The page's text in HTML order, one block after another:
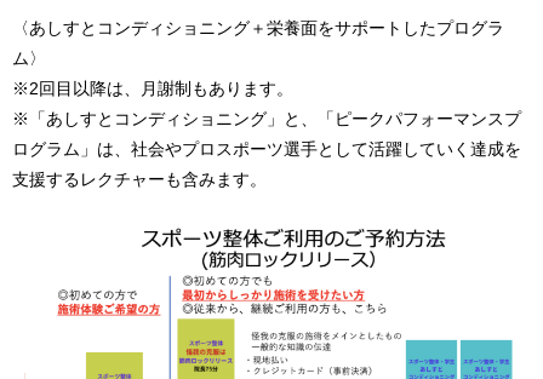
〈あしすとコンディショニング＋栄養面をサポートしたプログラ
ム〉
※2回目以降は、月謝制もあります。
※「あしすとコンディショニング」と、「ピークパフォーマンスプ
ログラム」は、社会やプロスポーツ選手として活躍していく達成を
支援するレクチャーも含みます。